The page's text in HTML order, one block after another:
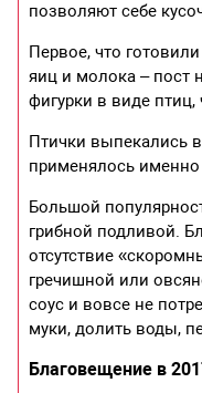
позволяют себе
Первое, что
яиц и молока – пост
фигурки в виде птиц,
Птички выпекались
применялось
Большой
грибной подливой.
отсутствие
гречишной или
соус и вовсе не
муки, долить воды,
Благовещение в